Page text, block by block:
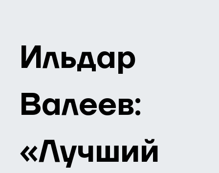
Ильдар
Валеев:
«Лучший